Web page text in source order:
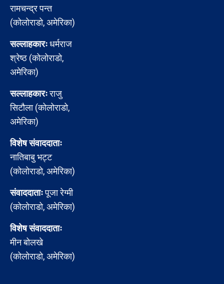
रामचन्द्र पन्त
(कोलोराडो, अमेरिका)
सल्लाहकारःधर्मराज
श्रेष्ठ (कोलोराडो,
अमेरिका)
सल्लाहकारःराजु
सिटौला (कोलोराडो,
अमेरिका)
विशेष संवाददाताः
नातिबाबु भट्ट
(कोलोराडो, अमेरिका)
संवाददाताःपूजा रेग्मी
(कोलोराडो, अमेरिका)
विशेष संवाददाताः
मीन बोलखे
(कोलोराडो, अमेरिका)